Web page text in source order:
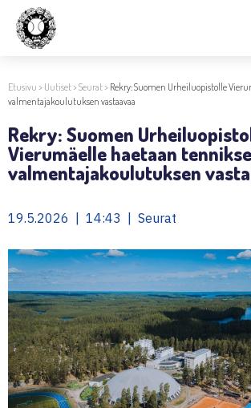
Etusivu > Uutiset>Seurat> Rekry: Suomen Urheiluopistolle
valmentajakoulutuksen vastaavaa
Rekry: Suomen
Vierumäelle haetaan
valmentajakoulutuksen
19.5.2026 | 14:43 | Seurat